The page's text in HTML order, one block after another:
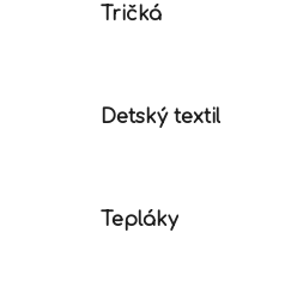
Tričká
Detský textil
Tepláky